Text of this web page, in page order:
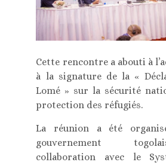
Cette rencontre a abouti à
à la signature de la «
Lomé » sur la sécurité
protection des réfugiés.
La réunion a été
gouvernement
collaboration avec le